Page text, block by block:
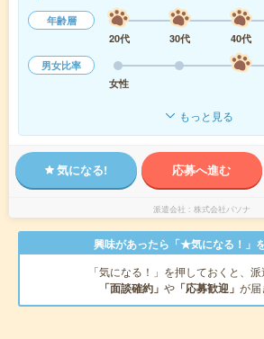
年齢層
20代
30代 40代
男女比率
女性
もっと見る
気になる! 応募へ進む
派遣会社 株式会社パソナ
興味があったら「★気になる！」
「気になる！」を押しておくと、
「面談確約」 や 「応募歓迎」 が届